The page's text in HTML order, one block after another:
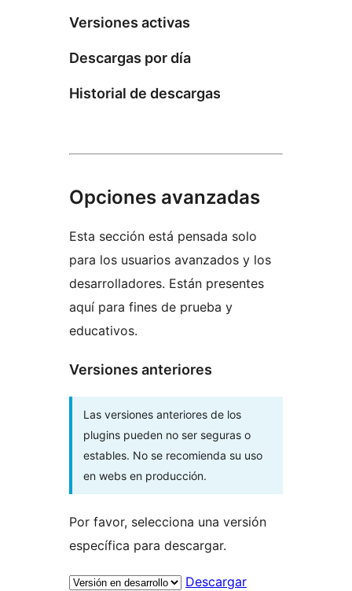
Versiones activas
Descargas por día
Historial de descargas
Opciones avanzadas
Esta sección está pensada solo
para los usuarios avanzados y los
desarrolladores. Están presentes
aquí para fines de prueba y
educativos.
Versiones anteriores
Las versiones anteriores de los
plugins pueden no ser seguras o
estables. No se recomienda su uso
en webs en producción.
Por favor, selecciona una versión
específica para descargar.
Descargar